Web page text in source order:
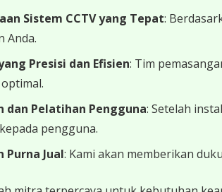
Sistem CCTV yang Tepat:
Anda.
Presisi dan Efisien: Tim
dan Pelatihan Pengguna: Setelah
pengguna.
Purna Jual: Kami akan memberikan